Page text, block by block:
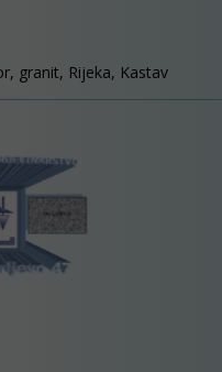
granit, Rijeka, Kastav